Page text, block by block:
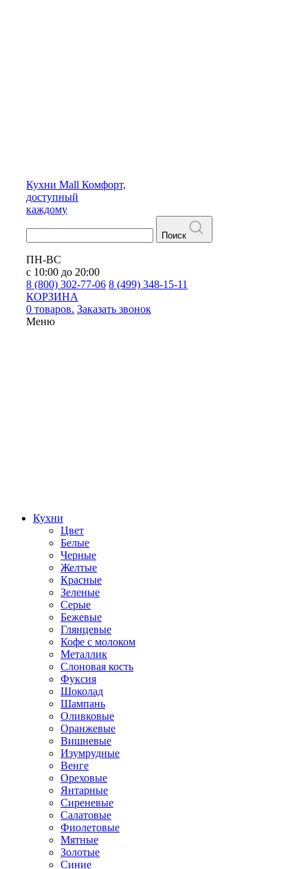
Кухни Mall Комфорт,
доступный
каждому
Поиск
ПН-ВС
с 10:00 до 20:00
8 (800) 302-77-06 8 (499) 348-15-11
КОРЗИНА
0 товаров. Заказать звонок
Меню
Кухни
Цвет
Белые
Черные
Желтые
Красные
Зеленые
Серые
Бежевые
Глянцевые
Кофе с молоком
Металлик
Слоновая кость
Фуксия
Шоколад
Шампань
Оливковые
Оранжевые
Вишневые
Изумрудные
Венге
Ореховые
Янтарные
Сиреневые
Салатовые
Фиолетовые
Мятные
Золотые
Синие